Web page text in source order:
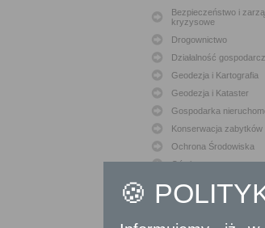
Bezpieczeństwo i
kryzysowe
Drogownictwo
Działalność
Geodezja i Kartografia
Geodezja i Kataster
Gospodarka
Konserwacja zabytków
Ochrona Środowiska
Oświata
Polityka lokalowa
🍪